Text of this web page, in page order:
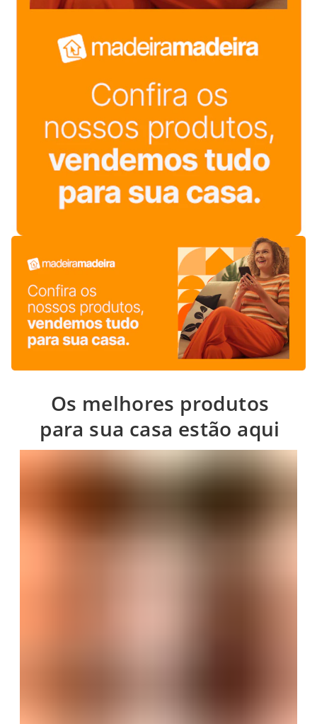
Os melhores produtos
para sua casa estão aqui